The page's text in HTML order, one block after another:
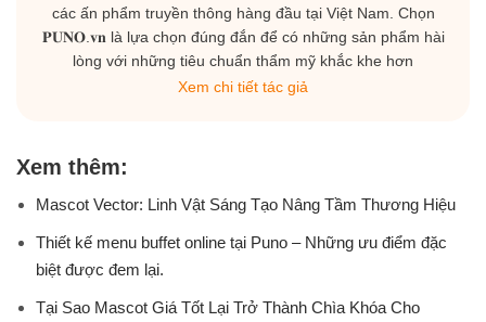
các ấn phẩm truyền thông hàng đầu tại Việt Nam. Chọn
𝐏𝐔𝐍𝐎.𝐯𝐧 là lựa chọn đúng đắn để có những sản phẩm hài
lòng với những tiêu chuẩn thẩm mỹ khắc khe hơn
Xem chi tiết tác giả
Xem thêm:
Mascot Vector: Linh Vật Sáng Tạo Nâng Tầm Thương Hiệu
Thiết kế menu buffet online tại Puno – Những ưu điểm đặc
biệt được đem lại.
Tại Sao Mascot Giá Tốt Lại Trở Thành Chìa Khóa Cho